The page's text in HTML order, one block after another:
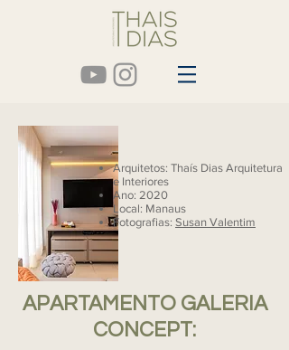
Arquitetos: Thaís Dias Arquitetura
e Interiores
Ano: 2020
Local: Manaus
Fotografias: Susan Valentim
APARTAMENTO GALERIA
CONCEPT: